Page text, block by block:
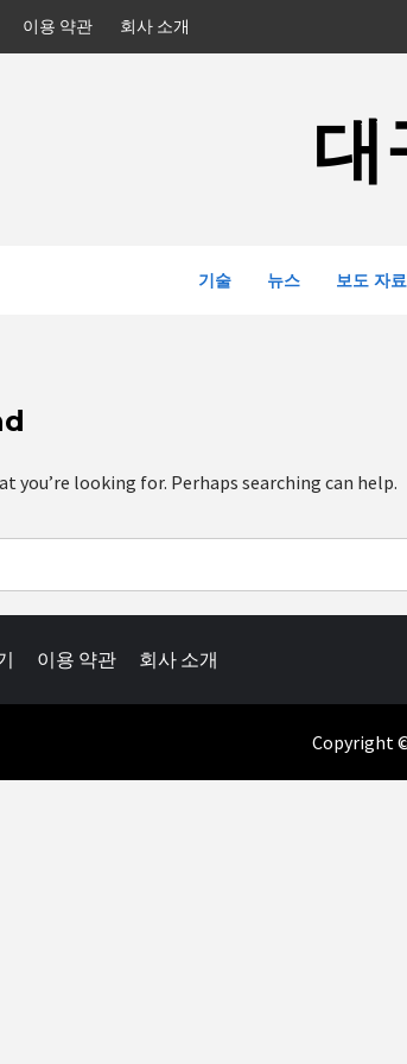
이용 약관 회사 소개
대
기술 뉴스 보도 자료
you’re looking for. Perhaps searching can help.
이용 약관 회사 소개
Copyright